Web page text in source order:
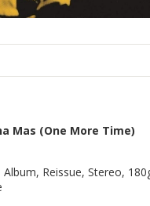
Mas (One More Time)
Album, Reissue, Stereo,